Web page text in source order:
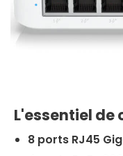
L'essentiel de
8 ports RJ45